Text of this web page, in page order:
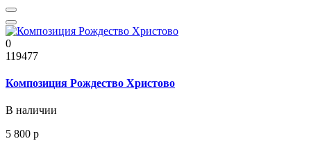
0
119477
Композиция Рождество Христово
В наличии
5 800 р